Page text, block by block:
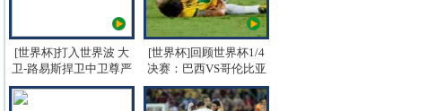
[世界杯]打入世界波 大
卫-路易斯捍卫中卫尊严
[世界杯]回顾世界杯1/4
决赛：巴西VS哥伦比亚